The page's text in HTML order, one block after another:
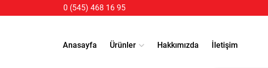
0 (545) 468 16 95
Anasayfa Ürünler Hakkımızda İletişim